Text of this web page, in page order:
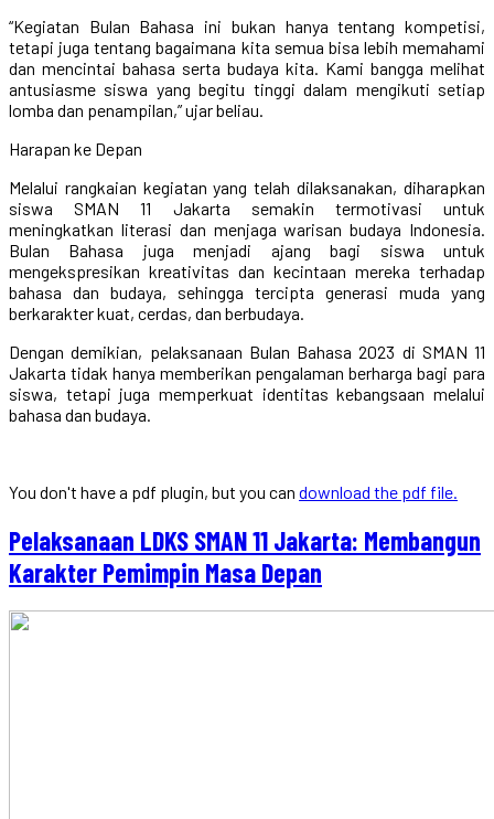
“Kegiatan Bulan Bahasa ini bukan hanya tentang kompetisi,
tetapi juga tentang bagaimana kita semua bisa lebih memahami
dan mencintai bahasa serta budaya kita. Kami bangga melihat
antusiasme siswa yang begitu tinggi dalam mengikuti setiap
lomba dan penampilan,” ujar beliau.
Harapan ke Depan
Melalui rangkaian kegiatan yang telah dilaksanakan, diharapkan
siswa SMAN 11 Jakarta semakin termotivasi untuk
meningkatkan literasi dan menjaga warisan budaya Indonesia.
Bulan Bahasa juga menjadi ajang bagi siswa untuk
mengekspresikan kreativitas dan kecintaan mereka terhadap
bahasa dan budaya, sehingga tercipta generasi muda yang
berkarakter kuat, cerdas, dan berbudaya.
Dengan demikian, pelaksanaan Bulan Bahasa 2023 di SMAN 11
Jakarta tidak hanya memberikan pengalaman berharga bagi para
siswa, tetapi juga memperkuat identitas kebangsaan melalui
bahasa dan budaya.
You don't have a pdf plugin, but you can download the pdf file.
Pelaksanaan LDKS SMAN 11 Jakarta: Membangun
Karakter Pemimpin Masa Depan